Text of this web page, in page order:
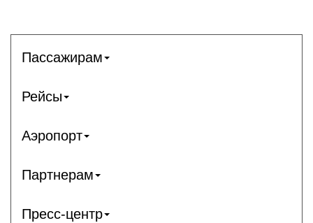
Пассажирам
Рейсы
Аэропорт
Партнерам
Пресс-центр